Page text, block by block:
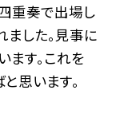
重奏で出場し
ました。見事に
ます。これを
思います。